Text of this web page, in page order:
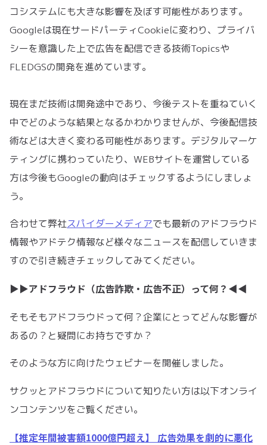
コシステムにも大きな影響を及ぼす可能性があります。
Googleは現在サードパーティCookieに変わり、プライバ
シーを意識した上で広告を配信できる技術Topicsや
FLEDGSの開発を進めています。
現在まだ技術は開発途中であり、今後テストを重ねていく
中でどのような結果となるかわかりませんが、今後配信技
術などは大きく変わる可能性があります。デジタルマーケ
ティングに携わっていたり、WEBサイトを運営している
方は今後もGoogleの動向はチェックするようにしましょ
う。
合わせて弊社スパイダーメディアでも最新のアドフラウド
情報やアドテク情報など様々なニュースを配信していきま
すので引き続きチェックしてみてください。
▶︎▶︎アドフラウド（広告詐欺・広告不正）って何？◀︎◀︎
そもそもアドフラウドって何？企業にとってどんな影響が
あるの？と疑問にお持ちですか？
そのような方に向けたウェビナーを開催しました。
サクッとアドフラウドについて知りたい方は以下オンライ
ンコンテンツをご覧ください。
【推定年間被害額1000億円超え】 広告効果を劇的に悪化